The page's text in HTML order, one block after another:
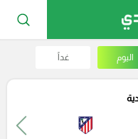
اليوم غداً